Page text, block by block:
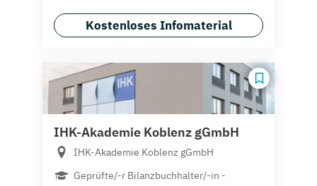
Kostenloses Infomaterial
IHK-Akademie Koblenz gGmbH
IHK-Akademie Koblenz gGmbH
Geprüfte/-r Bilanzbuchhalter/-in -